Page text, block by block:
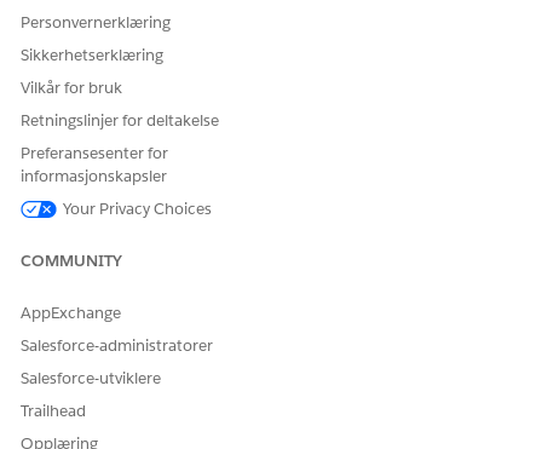
Personvernerklæring
Sikkerhetserklæring
Vilkår for bruk
Retningslinjer for deltakelse
Preferansesenter for
informasjonskapsler
Your Privacy Choices
COMMUNITY
AppExchange
Salesforce-administratorer
Salesforce-utviklere
Trailhead
Opplæring